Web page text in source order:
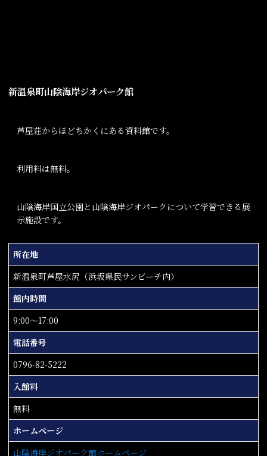
新温泉町山陰海岸ジオパーク館
芦屋荘からほどちかくにある資料館です。
利用料は無料。
山陰海岸国立公園と山陰海岸ジオパークについて学習できる展
示施設です。
所在地
新温泉町芦屋水尻（浜坂県民サンビーチ内）
館内時間
9:00～17:00
電話番号
0796-82-5222
入館料
無料
ホームページ
山陰海岸ジオパーク館ホームページ